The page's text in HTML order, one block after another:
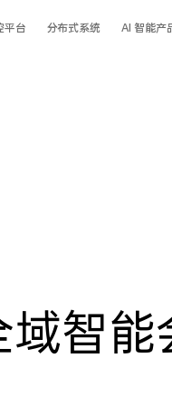
平台 分布式系统 AI 智能产
域智能